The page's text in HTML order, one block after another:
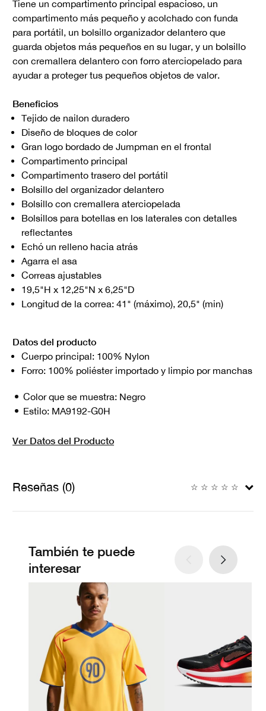
Tiene un compartimento principal espacioso, un
compartimento más pequeño y acolchado con funda
para portátil, un bolsillo organizador delantero que
guarda objetos más pequeños en su lugar, y un bolsillo
con cremallera delantero con forro aterciopelado para
ayudar a proteger tus pequeños objetos de valor.
Beneficios
Tejido de nailon duradero
Diseño de bloques de color
Gran logo bordado de Jumpman en el frontal
Compartimento principal
Compartimento trasero del portátil
Bolsillo del organizador delantero
Bolsillo con cremallera aterciopelada
Bolsillos para botellas en los laterales con detalles
reflectantes
Echó un relleno hacia atrás
Agarra el asa
Correas ajustables
19,5"H x 12,25"N x 6,25"D
Longitud de la correa: 41" (máximo), 20,5" (min)
Datos del producto
Cuerpo principal: 100% Nylon
Forro: 100% poliéster importado y limpio por manchas
Color que se muestra: Negro
Estilo: MA9192-G0H
Ver Datos del Producto
Reseñas (0) ☆ ☆ ☆ ☆ ☆
También te puede
interesar